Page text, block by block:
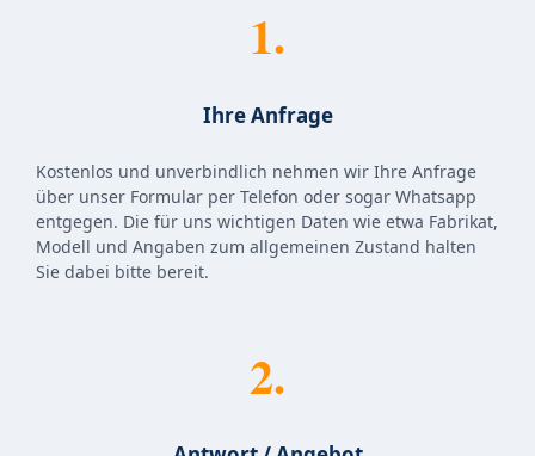
1.
Ihre Anfrage
Kostenlos und unverbindlich nehmen wir Ihre Anfrage
über unser Formular per Telefon oder sogar Whatsapp
entgegen. Die für uns wichtigen Daten wie etwa Fabrikat,
Modell und Angaben zum allgemeinen Zustand halten
Sie dabei bitte bereit.
2.